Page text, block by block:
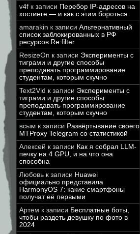
v4f к записи Перебор IP-адресов на
хостинге — и как с этим бороться
amarakin к записи Альтернативный
список заблокированных в РФ
ресурсов Re:filter
ResizeOn к записи Эксперименты с
тиграми и другие способы
преподавать программирование
студентам, которым скучно
Text2Vid к записи Эксперименты с
тиграми и другие способы
преподавать программирование
студентам, которым скучно
всым к записи Развёртывание своего
MTProxy Telegram со статистикой
Алексей к записи Как я собрал LLM-
печку на 4 GPU, и на что она
способна
Любовь к записи Huawei
официально представила
HarmonyOS 7: какие смартфоны
получат её первыми
Артем к записи Бесплатные боты,
чтобы раздеть девушку по фото в
2024